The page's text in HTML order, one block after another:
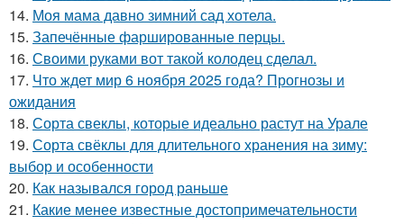
14. Моя мама давно зимний сад хотела.
15. Запечённые фаршированные перцы.
16. Своими руками вот такой колодец сделал.
17. Что ждет мир 6 ноября 2025 года? Прогнозы и
ожидания
18. Сорта свеклы, которые идеально растут на Урале
19. Сорта свёклы для длительного хранения на зиму:
выбор и особенности
20. Как назывался город раньше
21. Какие менее известные достопримечательности